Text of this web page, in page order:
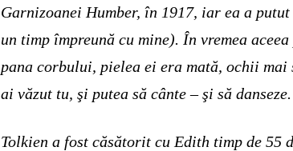
Garnizoanei Humber, în 1917, iar ea a
un timp împreună cu mine). În vremea
pana corbului, pielea ei era mată, ochii
ai văzut tu, şi putea să cânte – şi să
Tolkien a fost căsătorit cu Edith timp de 55